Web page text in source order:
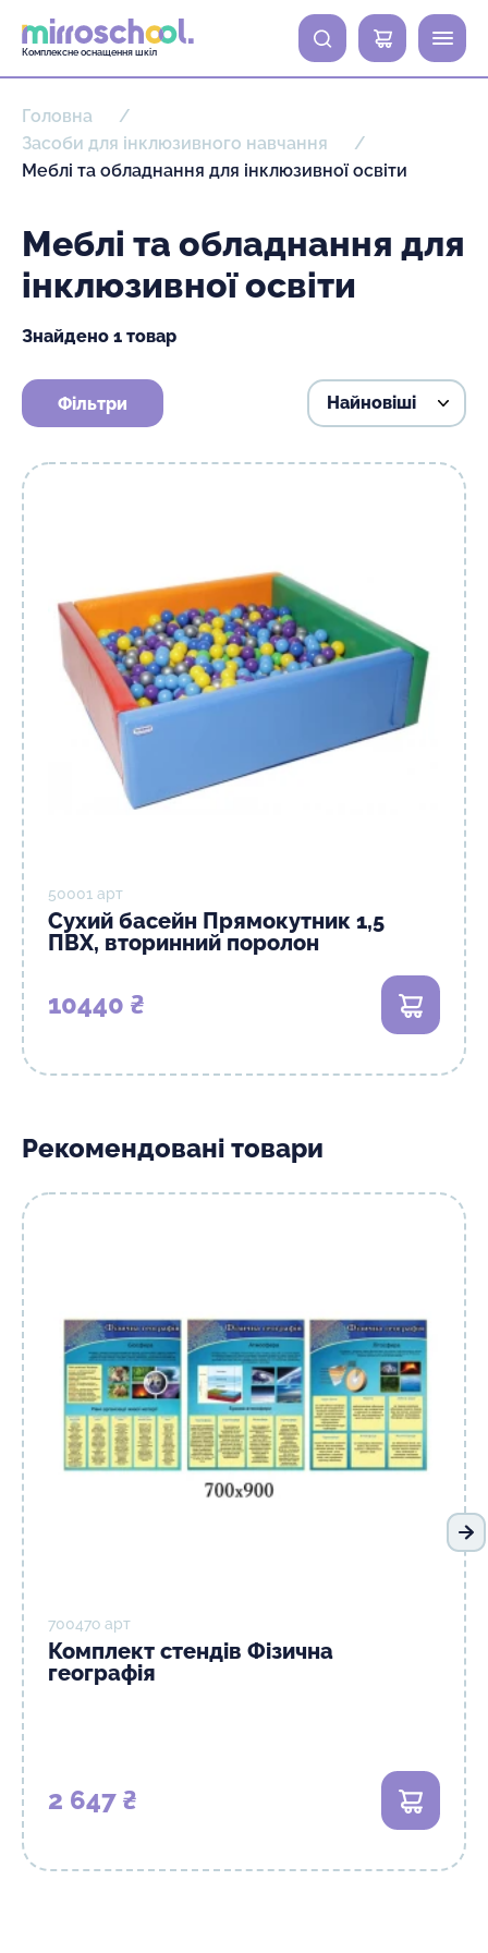
Комплексне оснащення шкіл
0
Головна
Засоби для інклюзивного навчання
Меблі та обладнання для інклюзивної освіти
Меблі та обладнання для
інклюзивної освіти
Знайдено 1 товар
Фільтри
50001 арт
Сухий басейн Прямокутник 1,5
ПВХ, вторинний поролон
10440 ₴
Рекомендовані товари
70047о арт
Комплект стендів Фізична
географія
2 647 ₴ В кошик